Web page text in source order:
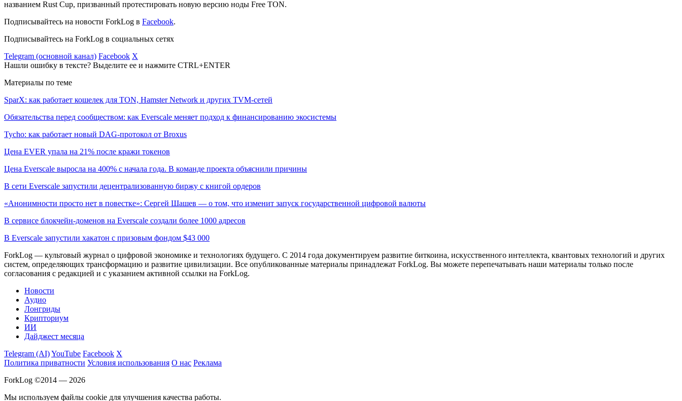
названием Rust Cup, призванный протестировать новую версию ноды Free TON.
Подписывайтесь на новости ForkLog в Facebook.
Подписывайтесь на ForkLog в социальных сетях
Telegram (основной канал) Facebook X
Нашли ошибку в тексте? Выделите ее и нажмите CTRL+ENTER
Материалы по теме
SparX: как работает кошелек для TON, Hamster Network и других TVM-сетей
Обязательства перед сообществом: как Everscale меняет подход к финансированию экосистемы
Tycho: как работает новый DAG-протокол от Broxus
Цена EVER упала на 21% после кражи токенов
Цена Everscale выросла на 400% с начала года. В команде проекта объяснили причины
В сети Everscale запустили децентрализованную биржу с книгой ордеров
«Анонимности просто нет в повестке»: Сергей Шашев — о том, что изменит запуск государственной цифровой валюты
В сервисе блокчейн-доменов на Everscale создали более 1000 адресов
В Everscale запустили хакатон с призовым фондом $43 000
ForkLog — культовый журнал о цифровой экономике и технологиях будущего. С 2014 года документируем развитие биткоина, искусственного интеллекта, квантовых технологий и других
систем, определяющих трансформацию и развитие цивилизации. Все опубликованные материалы принадлежат ForkLog. Вы можете перепечатывать наши материалы только после
согласования с редакцией и с указанием активной ссылки на ForkLog.
Новости
Аудио
Лонгриды
Крипториум
ИИ
Дайджест месяца
Telegram (AI)YouTube Facebook X
Политика приватности Условия использования О нас Реклама
ForkLog ©2014 — 2026
Мы используем файлы cookie для улучшения качества работы.